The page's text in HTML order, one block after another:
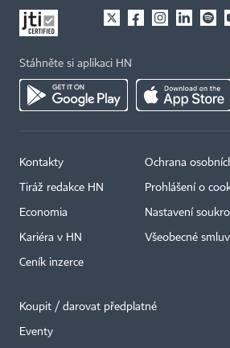
Stáhněte si aplikaci HN
Kontakty
Tiráž redakce HN
Economia
Kariéra v HN
Ceník inzerce
Ochrana
Prohlášení o
Nastavení
Všeobecné
Koupit / darovat předplatné
Eventy